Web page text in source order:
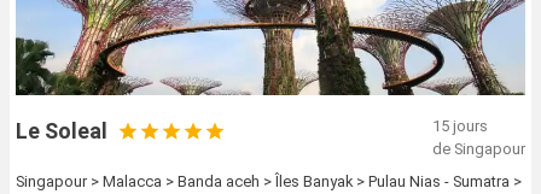
Le Soleal
15 jours
de Singapour
Singapour > Malacca > Banda aceh > Îles Banyak > Pulau Nias - Sumatra >